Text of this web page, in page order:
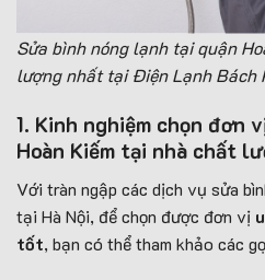
Sửa bình nóng lạnh tại quận
lượng nhất tại Điện Lạnh Bách
1. Kinh nghiệm chọn đơn
Hoàn Kiếm tại nhà chất
Với tràn ngập các dịch vụ sửa
tại Hà Nội, để chọn được đơn vị
tốt, bạn có thể tham khảo các